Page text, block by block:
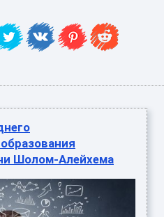
Шолом-Алейхема